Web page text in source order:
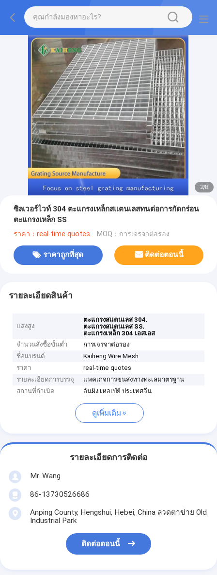
2/8
ซิลเวอร์ไวท์ 304 ตะแกรงเหล็กสแตนเลสทนต่อการกัดกร่อน
ตะแกรงเหล็ก SS
ราคา：real-time quotes MOQ：การเจรจาต่อรอง
ราคาถูกที่สุด ติดต่อตอนนี้
รายละเอียดสินค้า
แสงสูง
ตะแกรงสแตนเลส 304,
ตะแกรงสแตนเลส SS,
ตะแกรงเหล็ก 304 เอสเอส
จำนวนสั่งซื้อขั้นต่ำ
การเจรจาต่อรอง
ชื่อแบรนด์
Kaiheng Wire Mesh
ราคา
real-time quotes
รายละเอียดการบรรจุ
แพคเกจการขนส่งทางทะเลมาตรฐาน
สถานที่กำเนิด
อันผิง เหอเป่ย์ ประเทศจีน
ดูเพิ่มเติม
รายละเอียดการติดต่อ
Mr. Wang
86-13730526686
Anping County, Hengshui, Hebei, China ลวดตาข่าย Old
Industrial Park
ติดต่อตอนนี้